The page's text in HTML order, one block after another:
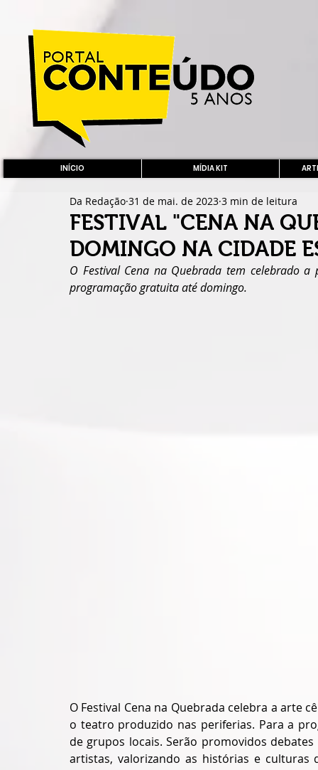
INÍCIO MÍDIA KIT
FESTIVAL "CENA NA
DOMINGO NA CIDADE
Da Redação 31 de mai. de 2023 3 min de leitura
O Festival Cena na Quebrada tem celebrado
programação gratuita até domingo.
O Festival Cena na Quebrada celebra a arte
o teatro produzido nas periferias. Para a
de grupos locais. Serão promovidos
artistas, valorizando as histórias e